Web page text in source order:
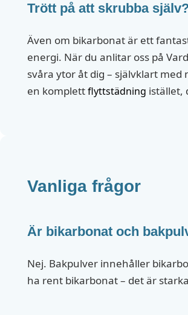
Trött på att skrubba själv?
Även om bikarbonat är ett
energi. När du anlitar oss på
svåra ytor åt dig – självklart
en komplettflyttstädning istället,
Vanliga frågor
Är bikarbonat och
Nej. Bakpulver innehåller
ha rent bikarbonat – det är